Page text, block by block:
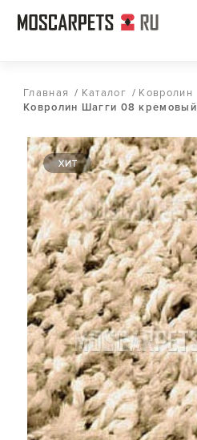
Главная / Каталог / Ковролин
Ковролин Шагги 08 кремовый